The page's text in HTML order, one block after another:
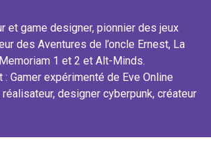
et game designer, pionnier des jeux
des Aventures de l’oncle Ernest, La
1 et 2 et Alt-Minds.
Gamer expérimenté de Eve Online
réalisateur, designer cyberpunk, créateur